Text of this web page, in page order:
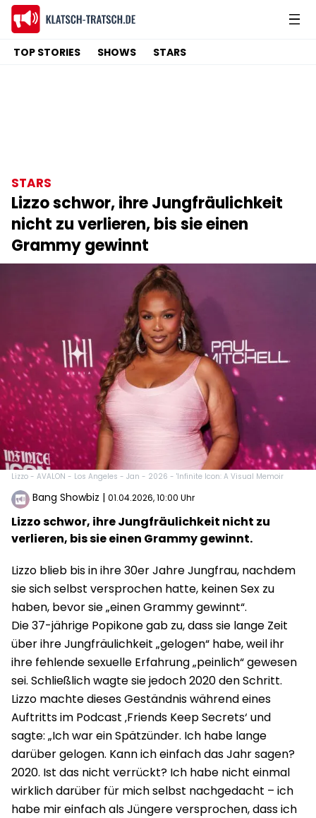
TOP STORIES SHOWS STARS
STARS
Lizzo schwor, ihre Jungfräulichkeit
nicht zu verlieren, bis sie einen
Grammy gewinnt
Lizzo - AVALON - Los Angeles - Jan - 2026 - 'Infinite Icon: A Visual Memoir
Bang Showbiz | 01.04.2026, 10:00 Uhr
Lizzo schwor, ihre Jungfräulichkeit nicht zu
verlieren, bis sie einen Grammy gewinnt.
Lizzo blieb bis in ihre 30er Jahre Jungfrau, nachdem
sie sich selbst versprochen hatte, keinen Sex zu
haben, bevor sie „einen Grammy gewinnt“.
Die 37-jährige Popikone gab zu, dass sie lange Zeit
über ihre Jungfräulichkeit „gelogen“ habe, weil ihr
ihre fehlende sexuelle Erfahrung „peinlich“ gewesen
sei. Schließlich wagte sie jedoch 2020 den Schritt.
Lizzo machte dieses Geständnis während eines
Auftritts im Podcast ‚Friends Keep Secrets‘ und
sagte: „Ich war ein Spätzünder. Ich habe lange
darüber gelogen. Kann ich einfach das Jahr sagen?
2020. Ist das nicht verrückt? Ich habe nicht einmal
wirklich darüber für mich selbst nachgedacht – ich
habe mir einfach als Jüngere versprochen, dass ich